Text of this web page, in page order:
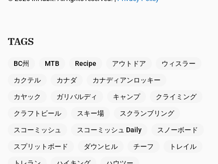
TAGS
BC州 MTB Recipe アウトドア ウィスラー
カクテル カナダ カナディアンロッキー
カヤック ガリバルディ キャンプ クライミング
クラフトビール スキー場 スクランブリング
スコーミッシュ スコーミッシュ Daily スノーボード
スプリットボード ダウンヒル チーフ トレイル